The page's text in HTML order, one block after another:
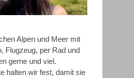
Alpen und Meer mit
Flugzeug, per Rad und
gerne und viel.
halten wir fest, damit sie